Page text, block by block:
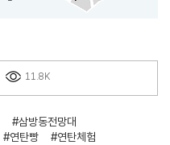
11.8K
#삼방동전망대
#연탄빵
#연탄체험